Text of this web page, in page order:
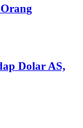
Dolar AS,